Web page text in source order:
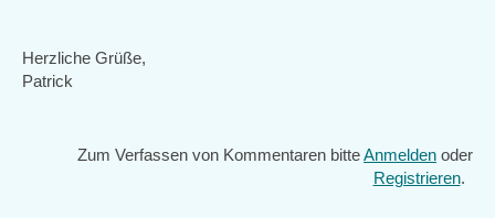
Herzliche Grüße,
Patrick
Zum Verfassen von Kommentaren bitteAnmelden oder
Registrieren.